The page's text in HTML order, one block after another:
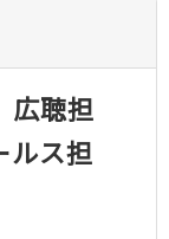
聴担
ルス担